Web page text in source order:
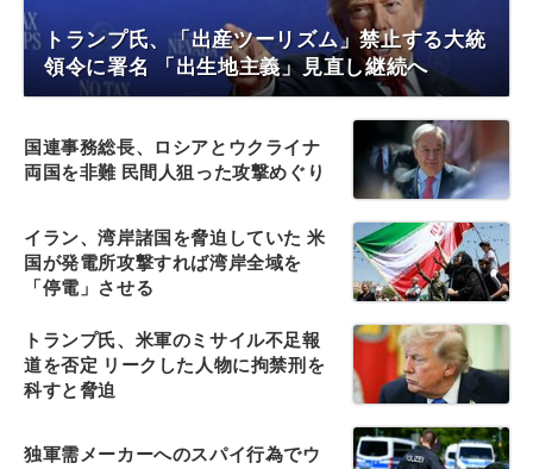
トランプ氏、「出産ツーリズム」禁止する大統
領令に署名 「出生地主義」見直し継続へ
国連事務総長、ロシアとウクライナ
両国を非難 民間人狙った攻撃めぐり
イラン、湾岸諸国を脅迫していた 米
国が発電所攻撃すれば湾岸全域を
「停電」させる
トランプ氏、米軍のミサイル不足報
道を否定 リークした人物に拘禁刑を
科すと脅迫
独軍需メーカーへのスパイ行為でウ